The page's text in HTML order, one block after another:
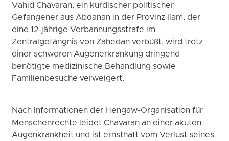
Vahid Chavaran, ein kurdischer politischer
Gefangener aus Abdanan in der Provinz Ilam, der
eine 12-jährige Verbannungsstrafe im
Zentralgefängnis von Zahedan verbüßt, wird trotz
einer schweren Augenerkrankung dringend
benötigte medizinische Behandlung sowie
Familienbesuche verweigert.
Nach Informationen der Hengaw-Organisation für
Menschenrechte leidet Chavaran an einer akuten
Augenkrankheit und ist ernsthaft vom Verlust seines